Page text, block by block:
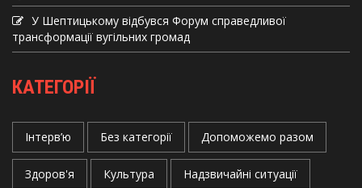
У Шептицькому відбувся Форум справедливої
трансформації вугільних громад
КАТЕГОРІЇ
Інтерв’ю Без категорії Допоможемо разом
Здоров'я Культура Надзвичайні ситуації